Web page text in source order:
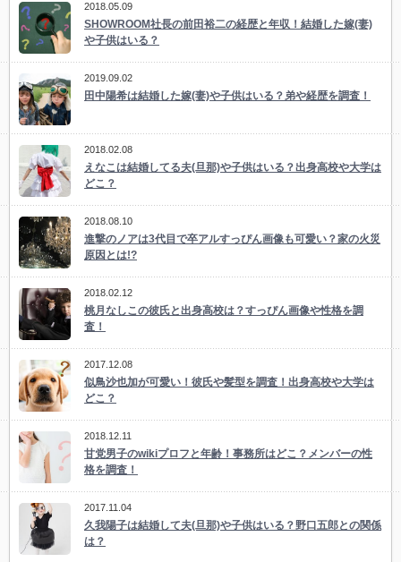
2018.05.09
SHOWROOM社長の前田裕二の経歴と年収！結婚した嫁(妻)
や子供はいる？
2019.09.02
田中陽希は結婚した嫁(妻)や子供はいる？弟や経歴を調査！
2018.02.08
えなこは結婚してる夫(旦那)や子供はいる？出身高校や大学は
どこ？
2018.08.10
進撃のノアは3代目で卒アルすっぴん画像も可愛い？家の火災
原因とは!?
2018.02.12
桃月なしこの彼氏と出身高校は？すっぴん画像や性格を調
査！
2017.12.08
似鳥沙也加が可愛い！彼氏や髪型を調査！出身高校や大学は
どこ？
2018.12.11
甘党男子のwikiプロフと年齢！事務所はどこ？メンバーの性
格を調査！
2017.11.04
久我陽子は結婚して夫(旦那)や子供はいる？野口五郎との関係
は？